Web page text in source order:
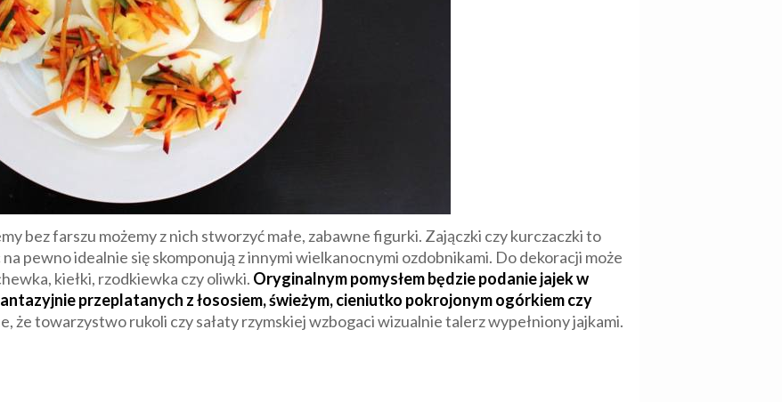
bez farszu możemy z nich stworzyć małe, zabawne figurki. Zajączki czy kurczaczki to
pewno idealnie się skomponują z innymi wielkanocnymi ozdobnikami. Do dekoracji może
kiełki, rzodkiewka czy oliwki. Oryginalnym pomysłem będzie podanie jajek w
przeplatanych z łososiem, świeżym, cieniutko pokrojonym ogórkiem czy
że towarzystwo rukoli czy sałaty rzymskiej wzbogaci wizualnie talerz wypełniony jajkami.